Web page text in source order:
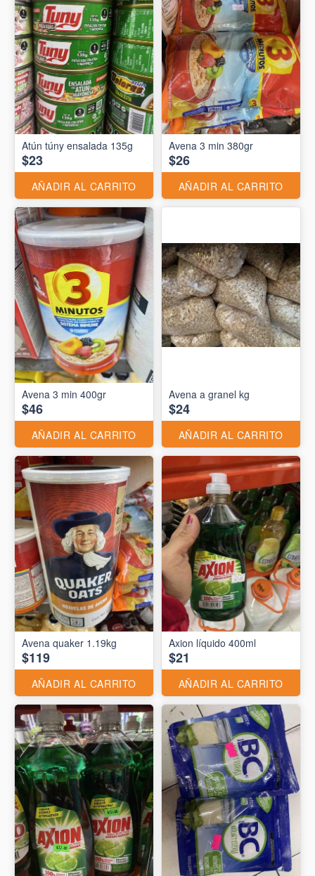
Atún túny ensalada 135g
$23
AÑADIR AL CARRITO
Avena 3 min 380gr
$26
AÑADIR AL CARRITO
Avena 3 min 400gr
$46
AÑADIR AL CARRITO
Avena a granel kg
$24
AÑADIR AL CARRITO
Avena quaker 1.19kg
$119
AÑADIR AL CARRITO
Axion líquido 400ml
$21
AÑADIR AL CARRITO